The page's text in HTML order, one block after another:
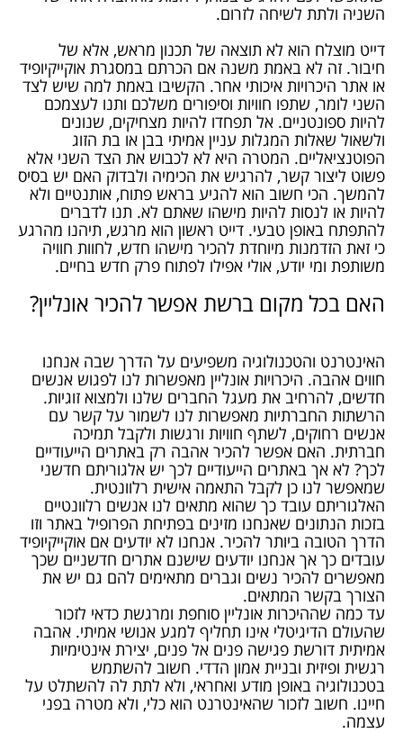
השניה ולתת לשיחה לזרום.
דייט מוצלח הוא לא תוצאה של תכנון מראש, אלא של
חיבור. זה לא באמת משנה אם הכרתם במסגרת אוקייקיופיד
או אתר היכרויות איכותי אחר. הקשיבו באמת למה שיש לצד
השני לומר, שתפו חוויות וסיפורים משלכם ותנו לעצמכם
להיות ספונטניים. אל תפחדו להיות מצחיקים, שנונים
ולשאול שאלות המגלות עניין אמיתי בבן או בת הזוג
הפוטנציאליים. המטרה היא לא לכבוש את הצד השני אלא
פשוט ליצור קשר, להרגיש את הכימיה ולבדוק האם יש בסיס
להמשך. הכי חשוב הוא להגיע בראש פתוח, אותנטיים ולא
להיות או לנסות להיות מישהו שאתם לא. תנו לדברים
להתפתח באופן טבעי. דייט ראשון הוא מרגש, תיהנו מהרגע
כי זאת הזדמנות מיוחדת להכיר מישהו חדש, לחוות חוויה
משותפת ומי יודע, אולי אפילו לפתוח פרק חדש בחיים.
האם בכל מקום ברשת אפשר להכיר אונליין?
האינטרנט והטכנולוגיה משפיעים על הדרך שבה אנחנו
חווים אהבה. היכרויות אונליין מאפשרות לנו לפגוש אנשים
חדשים, להרחיב את מעגל החברים שלנו ולמצוא זוגיות.
הרשתות החברתיות מאפשרות לנו לשמור על קשר עם
אנשים רחוקים, לשתף חוויות ורגשות ולקבל תמיכה
חברתית. האם אפשר להכיר אהבה רק באתרים הייעודיים
לכך? לא אך באתרים הייעודיים לכך יש אלגוריתם חדשני
שמאפשר לנו כן לקבל התאמה אישית רלוונטית.
האלגוריתם עובד כך שהוא מתאים לנו אנשים רלוונטיים
בזכות הנתונים שאנחנו מזינים בפתיחת הפרופיל באתר וזו
הדרך הטובה ביותר להכיר. אנחנו לא יודעים אם אוקייקיופיד
עובדים כך אך אנחנו יודעים שישנם אתרים חדשניים שכך
מאפשרים להכיר נשים וגברים מתאימים להם גם יש את
הצורך בקשר המתאים.
עד כמה שההיכרות אונליין סוחפת ומרגשת כדאי לזכור
שהעולם הדיגיטלי אינו תחליף למגע אנושי אמיתי. אהבה
אמיתית דורשת פגישה פנים אל פנים, יצירת אינטימיות
רגשית ופיזית ובניית אמון הדדי. חשוב להשתמש
בטכנולוגיה באופן מודע ואחראי, ולא לתת לה להשתלט על
חיינו. חשוב לזכור שהאינטרנט הוא כלי, ולא מטרה בפני
עצמה.